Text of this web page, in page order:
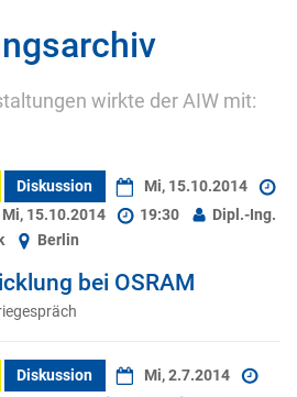
wirkte der AIW mit:
Diskussion
Mi, 15.10.2014
Mi, 15.10.2014 19:30
Dipl.-Ing.
Berlin
bei OSRAM
Diskussion
Mi, 2.7.2014